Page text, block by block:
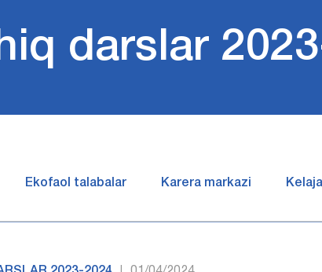
darslar
Ekofaol talabalar Karera markazi